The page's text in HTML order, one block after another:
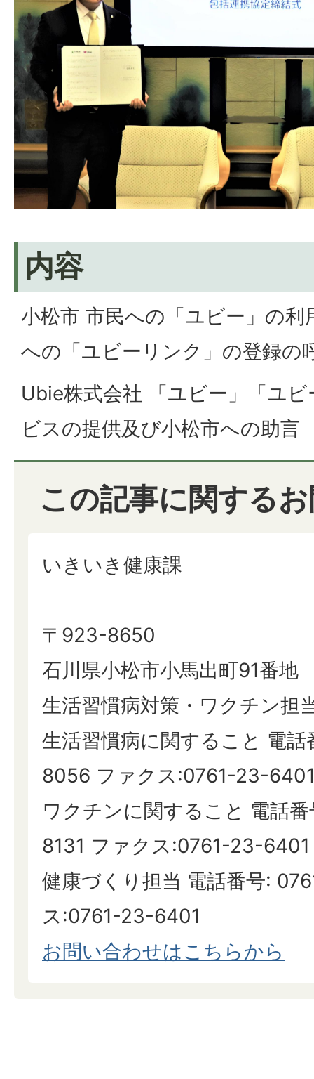
内容
小松市 市民への「ユビー」の利
への「ユビーリンク」の登録の
Ubie株式会社 「ユビー」「ユ
ビスの提供及び小松市への助言
この記事に関する
いきいき健康課
〒923-8650
石川県小松市小馬出町91番地
生活習慣病対策・ワクチン担
生活習慣病に関すること 電
8056 ファクス:0761-23-
ワクチンに関すること 電話
8131 ファクス:0761-23-6401
健康づくり担当 電話番号:
ス:0761-23-6401
お問い合わせはこちらから